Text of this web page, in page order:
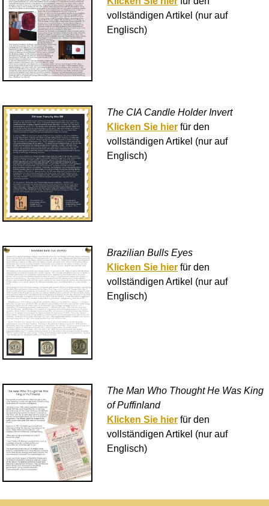
vollständigen Artikel (nur auf
Englisch)
The CIA Candle Holder Invert
Klicken Sie hier für den
vollständigen Artikel (nur auf
Englisch)
Brazilian Bulls Eyes
Klicken Sie hier für den
vollständigen Artikel (nur auf
Englisch)
The Man Who Thought He Was King
of Puffinland
Klicken Sie hier für den
vollständigen Artikel (nur auf
Englisch)